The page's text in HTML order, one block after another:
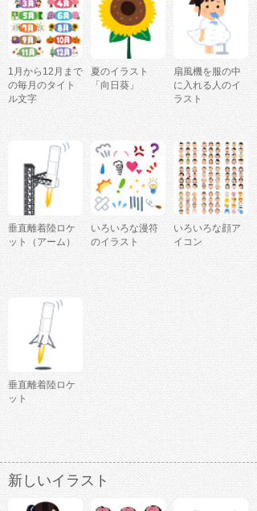
1月から12月まで
の毎月のタイト
ル文字
夏のイラスト
「向日葵」
扇風機を服の中
に入れる人のイ
ラスト
垂直離着陸ロケ
ット（アーム）
いろいろな漫符
のイラスト
いろいろな顔ア
イコン
垂直離着陸ロケ
ット
新しいイラスト